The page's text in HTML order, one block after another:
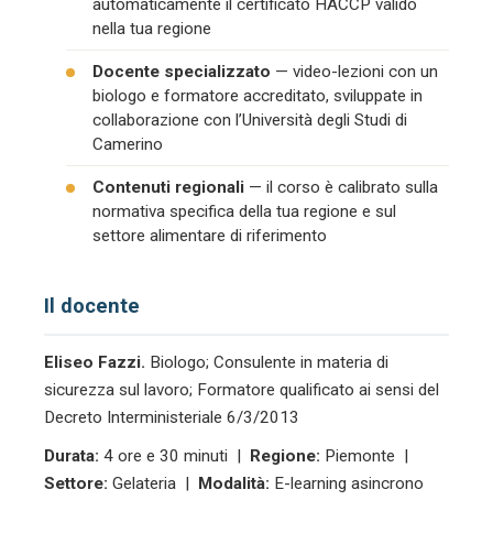
automaticamente il certificato HACCP valido
nella tua regione
Docente specializzato — video-lezioni con un
biologo e formatore accreditato, sviluppate in
collaborazione con l’Università degli Studi di
Camerino
Contenuti regionali — il corso è calibrato sulla
normativa specifica della tua regione e sul
settore alimentare di riferimento
Il docente
Eliseo Fazzi. Biologo; Consulente in materia di
sicurezza sul lavoro; Formatore qualificato ai sensi del
Decreto Interministeriale 6/3/2013
Durata: 4 ore e 30 minuti | Regione: Piemonte |
Settore: Gelateria | Modalità: E-learning asincrono